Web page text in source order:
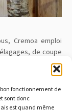
bon fonctionnement de
sont donc
est quand même
Cremoa emploi
de coupe
de récupération, ou
certains clients